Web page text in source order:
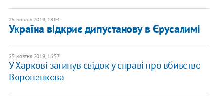
25 жовтня 2019, 18:04
Україна відкриє дипустанову в Єрусалимі
25 жовтня 2019, 16:57
У Харкові загинув свідок у справі про вбивство
Вороненкова